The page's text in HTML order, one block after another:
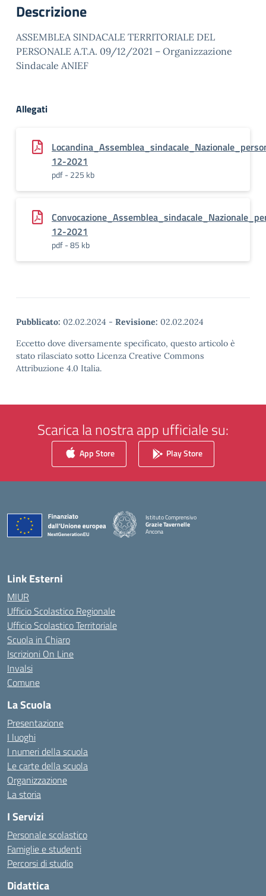
Descrizione
ASSEMBLEA SINDACALE TERRITORIALE DEL
PERSONALE A.T.A. 09/12/2021 – Organizzazione
Sindacale ANIEF
Allegati
12-2021
pdf - 225 kb
12-2021
pdf - 85 kb
Pubblicato: 02.02.2024 - Revisione: 02.02.2024
Eccetto dove diversamente specificato, questo articolo è
stato rilasciato sotto Licenza Creative Commons
Attribuzione 4.0 Italia.
Scarica la nostra app ufficiale su:
App Store Play Store
Istituto Comprensivo
Grazie Tavernelle
Ancona
Link Esterni
MIUR
Ufficio Scolastico Regionale
Ufficio Scolastico Territoriale
Scuola in Chiaro
Iscrizioni On Line
Invalsi
Comune
La Scuola
Presentazione
I luoghi
I numeri della scuola
Le carte della scuola
Organizzazione
La storia
I Servizi
Personale scolastico
Famiglie e studenti
Percorsi di studio
Didattica